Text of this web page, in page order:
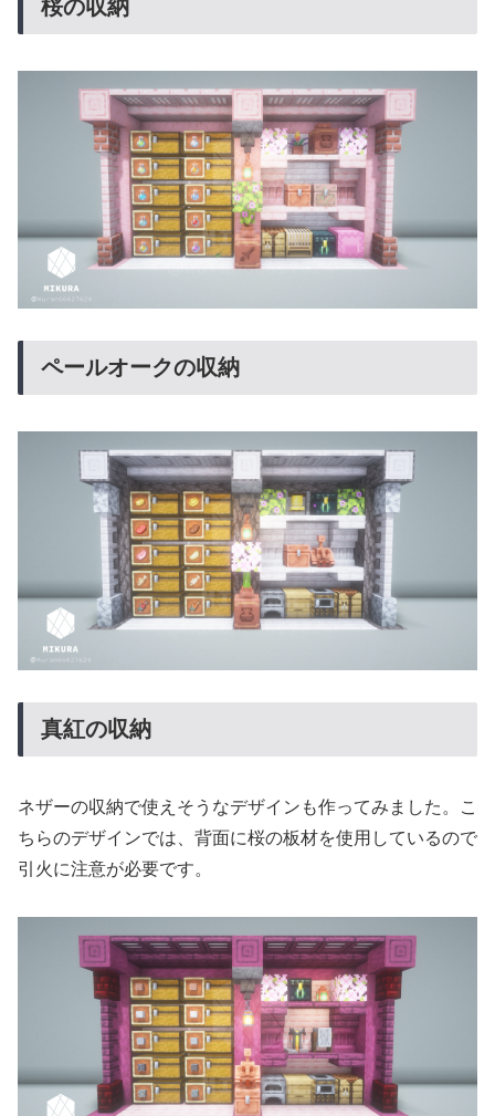
桜の収納
ペールオークの収納
真紅の収納
ネザーの収納で使えそうなデザインも作ってみました。こ
ちらのデザインでは、背面に桜の板材を使用しているので
引火に注意が必要です。